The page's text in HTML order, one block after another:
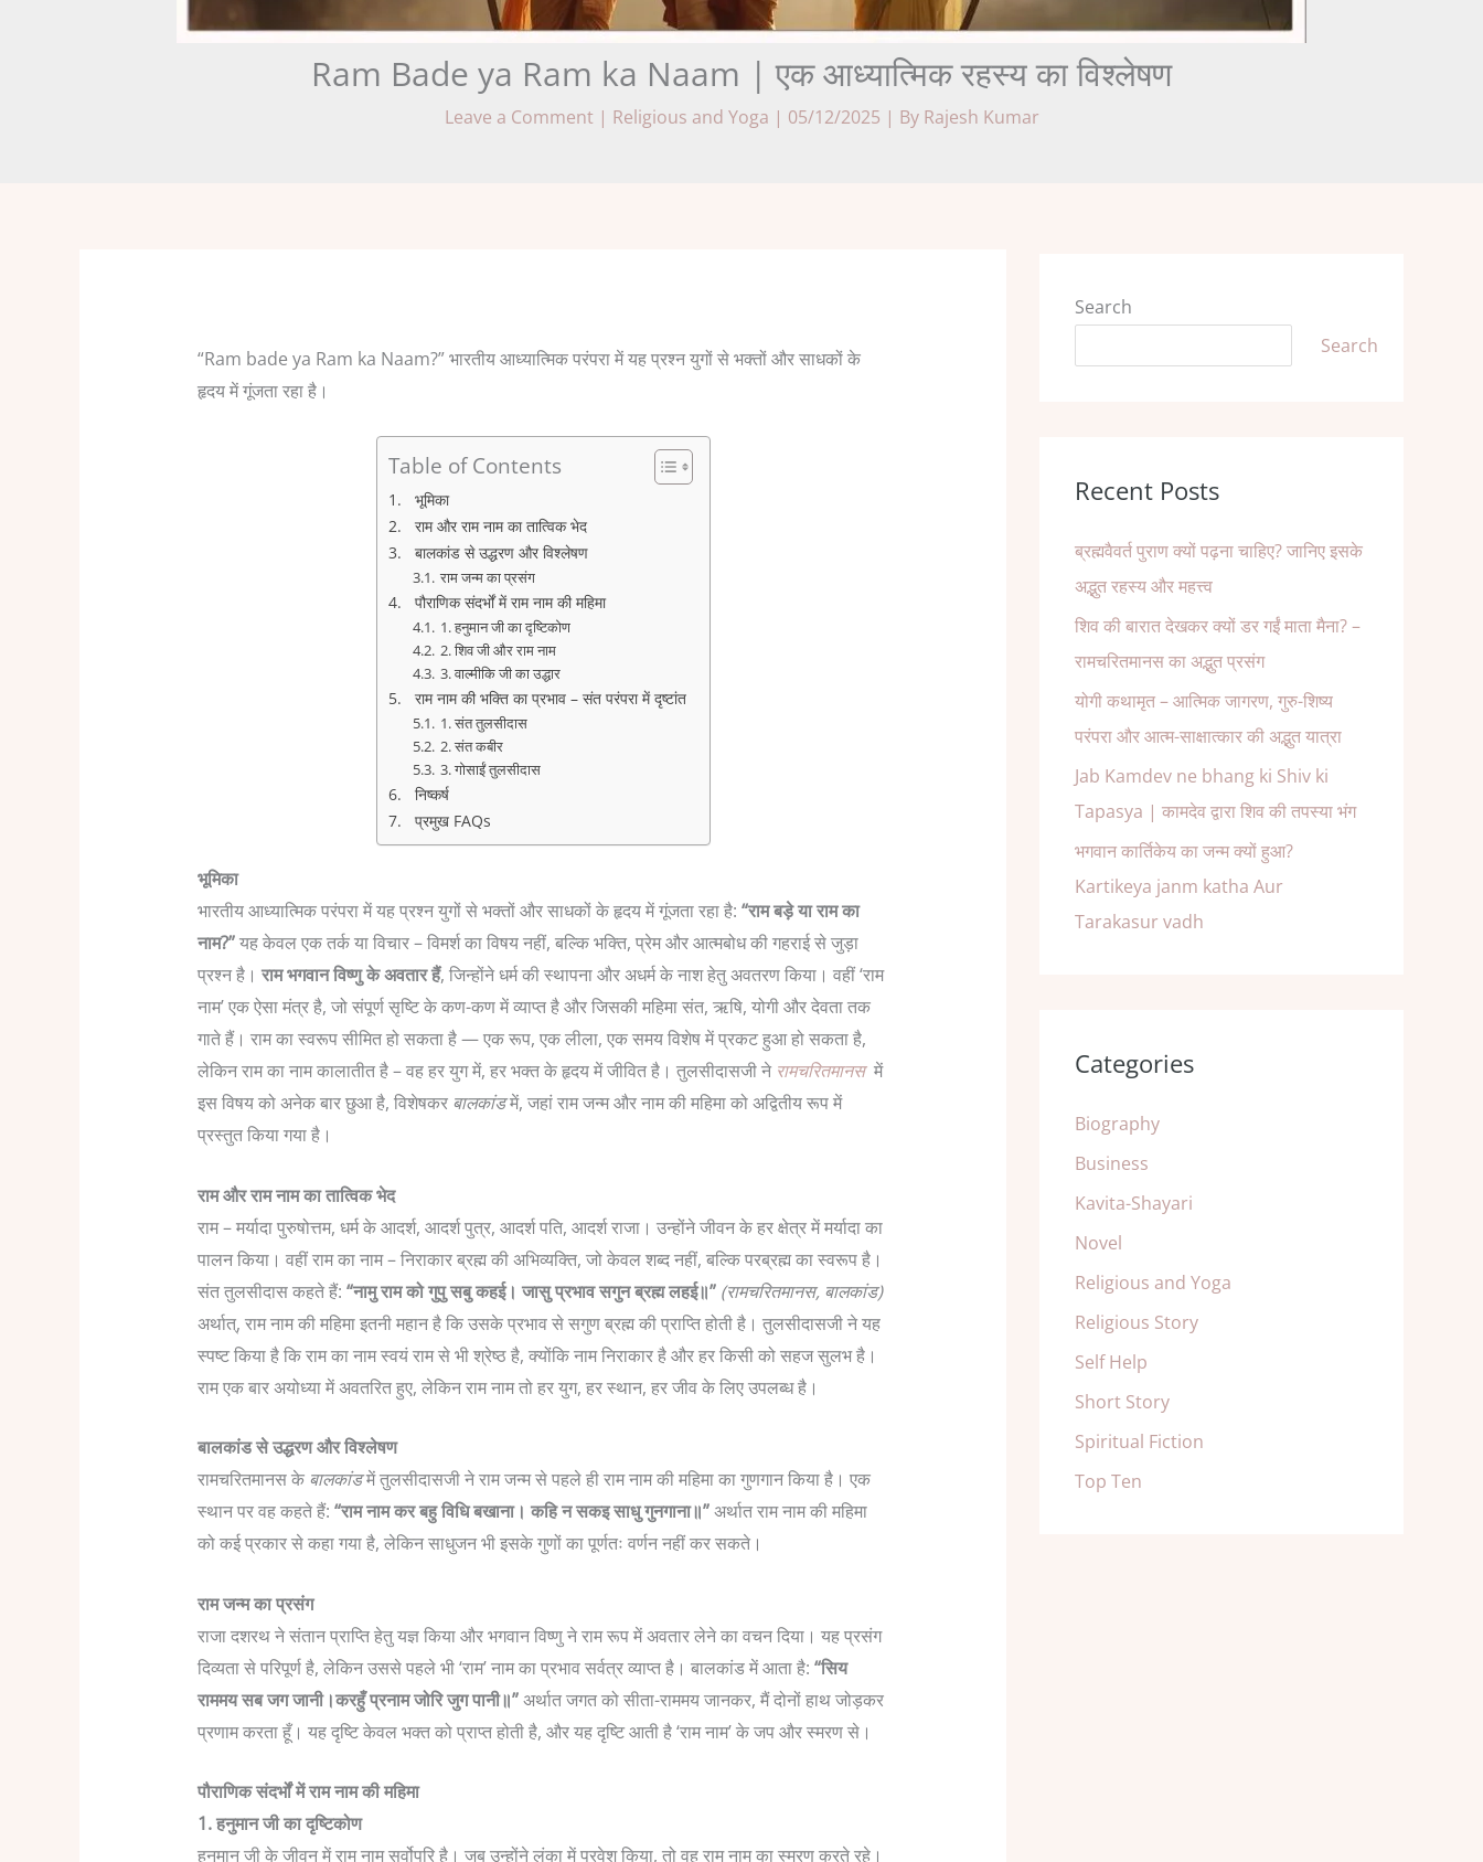
Ram Bade ya Ram ka Naam | एक आध्यात्मिक रहस्य का विश्लेषण
Leave a Comment | Religious and Yoga | 05/12/2025 | By Rajesh Kumar
“Ram bade ya Ram ka Naam?” भारतीय आध्यात्मिक परंपरा में यह प्रश्न युगों से भक्तों और साधकों के
हृदय में गूंजता रहा है।
Table of Contents
भूमिका
राम और राम नाम का तात्विक भेद
बालकांड से उद्धरण और विश्लेषण
राम जन्म का प्रसंग
पौराणिक संदर्भों में राम नाम की महिमा
1. हनुमान जी का दृष्टिकोण
2. शिव जी और राम नाम
3. वाल्मीकि जी का उद्धार
राम नाम की भक्ति का प्रभाव – संत परंपरा में दृष्टांत
1. संत तुलसीदास
2. संत कबीर
3. गोसाईं तुलसीदास
निष्कर्ष
प्रमुख FAQs
भूमिका
भारतीय आध्यात्मिक परंपरा में यह प्रश्न युगों से भक्तों और साधकों के हृदय में गूंजता रहा है: “राम बड़े या राम का
नाम?”यह केवल एक तर्क या विचार – विमर्श का विषय नहीं, बल्कि भक्ति, प्रेम और आत्मबोध की गहराई से जुड़ा
प्रश्न है। राम भगवान विष्णु के अवतार हैं, जिन्होंने धर्म की स्थापना और अधर्म के नाश हेतु अवतरण किया। वहीं ‘राम
नाम’ एक ऐसा मंत्र है, जो संपूर्ण सृष्टि के कण-कण में व्याप्त है और जिसकी महिमा संत, ऋषि, योगी और देवता तक
गाते हैं। राम का स्वरूप सीमित हो सकता है — एक रूप, एक लीला, एक समय विशेष में प्रकट हुआ हो सकता है,
लेकिन राम का नाम कालातीत है – वह हर युग में, हर भक्त के हृदय में जीवित है। तुलसीदासजी ने रामचरितमानसमें
इस विषय को अनेक बार छुआ है, विशेषकर बालकांडमें, जहां राम जन्म और नाम की महिमा को अद्वितीय रूप में
प्रस्तुत किया गया है।
राम और राम नाम का तात्विक भेद
राम – मर्यादा पुरुषोत्तम, धर्म के आदर्श, आदर्श पुत्र, आदर्श पति, आदर्श राजा। उन्होंने जीवन के हर क्षेत्र में मर्यादा का
पालन किया। वहीं राम का नाम – निराकार ब्रह्म की अभिव्यक्ति, जो केवल शब्द नहीं, बल्कि परब्रह्म का स्वरूप है।
संत तुलसीदास कहते हैं: “नामु राम को गुपु सबु कहई। जासु प्रभाव सगुन ब्रह्म लहई॥” (रामचरितमानस, बालकांड)
अर्थात्, राम नाम की महिमा इतनी महान है कि उसके प्रभाव से सगुण ब्रह्म की प्राप्ति होती है। तुलसीदासजी ने यह
स्पष्ट किया है कि राम का नाम स्वयं राम से भी श्रेष्ठ है, क्योंकि नाम निराकार है और हर किसी को सहज सुलभ है।
राम एक बार अयोध्या में अवतरित हुए, लेकिन राम नाम तो हर युग, हर स्थान, हर जीव के लिए उपलब्ध है।
बालकांड से उद्धरण और विश्लेषण
रामचरितमानस के बालकांडमें तुलसीदासजी ने राम जन्म से पहले ही राम नाम की महिमा का गुणगान किया है। एक
स्थान पर वह कहते हैं: “राम नाम कर बहु विधि बखाना। कहि न सकइ साधु गुनगाना॥”अर्थात राम नाम की महिमा
को कई प्रकार से कहा गया है, लेकिन साधुजन भी इसके गुणों का पूर्णतः वर्णन नहीं कर सकते।
राम जन्म का प्रसंग
राजा दशरथ ने संतान प्राप्ति हेतु यज्ञ किया और भगवान विष्णु ने राम रूप में अवतार लेने का वचन दिया। यह प्रसंग
दिव्यता से परिपूर्ण है, लेकिन उससे पहले भी ‘राम’ नाम का प्रभाव सर्वत्र व्याप्त है। बालकांड में आता है: “सिय
राममय सब जग जानी।करहुँ प्रनाम जोरि जुग पानी॥”अर्थात जगत को सीता-राममय जानकर, मैं दोनों हाथ जोड़कर
प्रणाम करता हूँ। यह दृष्टि केवल भक्त को प्राप्त होती है, और यह दृष्टि आती है ‘राम नाम’ के जप और स्मरण से।
पौराणिक संदर्भों में राम नाम की महिमा
1. हनुमान जी का दृष्टिकोण
हनुमान जी के जीवन में राम नाम सर्वोपरि है। जब उन्होंने लंका में प्रवेश किया, तो वह राम नाम का स्मरण करते रहे।
Search
Search
Recent Posts
ब्रह्मवैवर्त पुराण क्यों पढ़ना चाहिए? जानिए इसके
अद्भुत रहस्य और महत्त्व
शिव की बारात देखकर क्यों डर गईं माता मैना? –
रामचरितमानस का अद्भुत प्रसंग
योगी कथामृत – आत्मिक जागरण, गुरु-शिष्य
परंपरा और आत्म-साक्षात्कार की अद्भुत यात्रा
Jab Kamdev ne bhang ki Shiv ki
Tapasya | कामदेव द्वारा शिव की तपस्या भंग
भगवान कार्तिकेय का जन्म क्यों हुआ?
Kartikeya janm katha Aur
Tarakasur vadh
Categories
Biography
Business
Kavita-Shayari
Novel
Religious and Yoga
Religious Story
Self Help
Short Story
Spiritual Fiction
Top Ten